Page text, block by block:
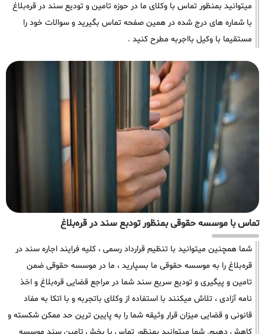
میتوانید بمنظور تماس با وکلای ما در حوزه تامین و تودیع سند در قره‌بلاغ
با شماره های درج شده در همین صفحه تماس بگیرید و سوالات خود را
مستقیما با وکیل بااجربه مطرح کنید .
تماس با موسسه حقوقی بمنظور تودبع سند در قره‌بلاغ
شما همچنین میتوانید با تنظیم قرارداد رسمی ، کلیه فرایند اجاره سند در
قره‌بلاغ را به موسسه حقوقی ما بسپارید ، ما در موسسه حقوقی ضمن
تامین و پیگیری و تودیع سریع سند شما در مراجع قضایی قره‌بلاغ و اخذ
نامه آزادی ، تلاش میکنند با استفاده از وکلای باتجربه و با اتکا به مفاد
قانونی و قضایی میزان قرار وثیقه شما را به پایین ترین حد ممکن شکسته و